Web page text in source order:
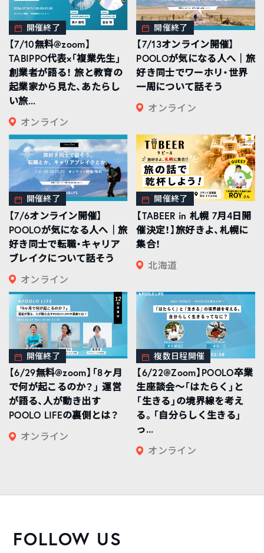
開催終了
【7/10無料@zoom】
TABIPPO代表×「複業先生」
創業者が語る！ 旅と教育の
起業家から見た、あたらし
い旅...
オンライン
開催終了
【7/13オンライン開催】
POOLOが気になる人へ｜旅
好き同士でワーホリ・世界
一周について話そう
オンライン
開催終了
【7/6オンライン開催】
POOLOが気になる人へ｜旅
好き同士で転職・キャリア
ブレイクについて話そう
オンライン
開催終了
【TABEER in 札幌 7月4日開
催決定！】旅好きよ、札幌に
集合！
北海道
開催終了
【6/29無料@zoom】「8ヶ月
で何が起こるのか？」 運営
が語る、人が動き出す
POOLO LIFEの裏側とは？
オンライン
複数日程開催
【6/22@Zoom】POOLO卒業
生座談会〜「はたらく」と
「生きる」の境界線を考え
る。「自分らしく生きる」
っ...
オンライン
FOLLOW US